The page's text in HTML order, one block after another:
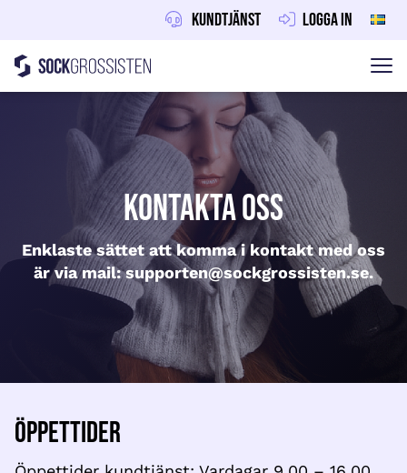
Kundtjänst Logga in
Hoppa till innehåll
Sockgrossisten
Kontakta oss
Enklaste sättet att komma i kontakt med oss
är via mail: supporten@sockgrossisten.se.
Öppettider